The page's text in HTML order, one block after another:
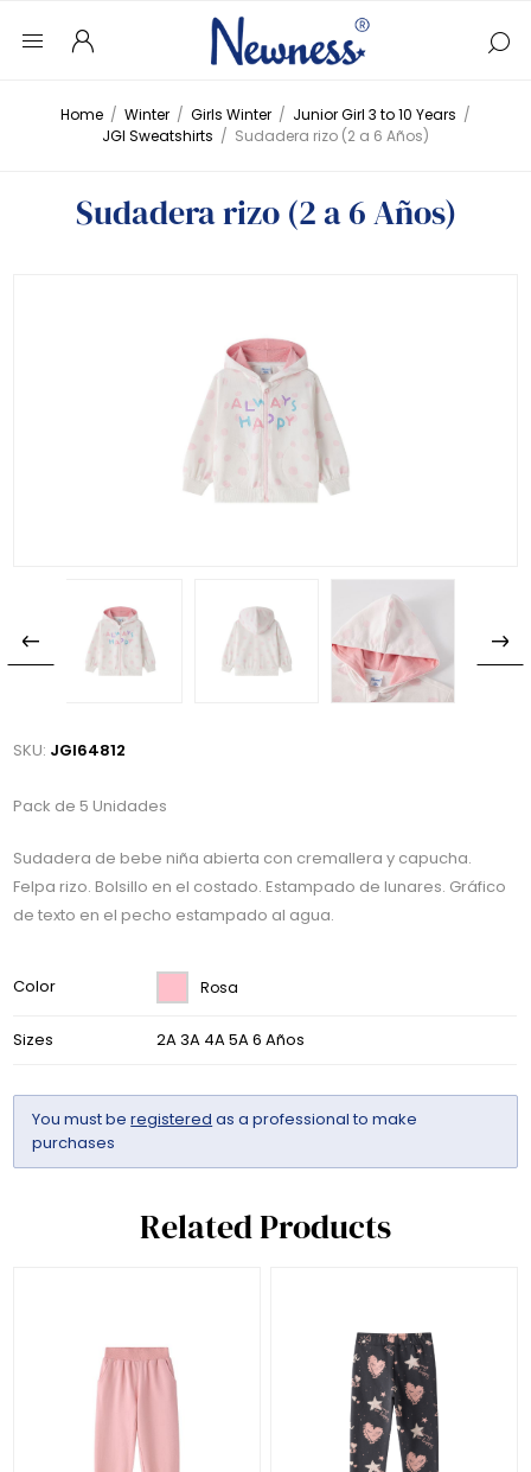
Home / Winter / Girls Winter / Junior Girl 3 to 10 Years /
JGI Sweatshirts / Sudadera rizo (2 a 6 Años)
Sudadera rizo (2 a 6 Años)
SKU: JGI64812
Pack de 5 Unidades
Sudadera de bebe niña abierta con cremallera y capucha.
Felpa rizo. Bolsillo en el costado. Estampado de lunares. Gráfico
de texto en el pecho estampado al agua.
Color Rosa
Sizes 2A 3A 4A 5A 6 Años
You must beregistered as a professional to make
purchases
Related Products